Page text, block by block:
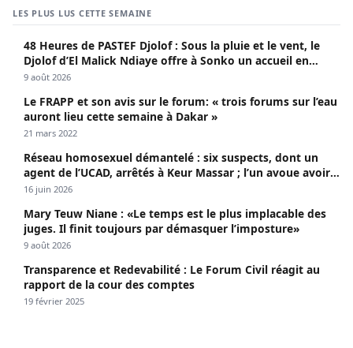
LES PLUS LUS CETTE SEMAINE
48 Heures de PASTEF Djolof : Sous la pluie et le vent, le
Djolof d’El Malick Ndiaye offre à Sonko un accueil en
apothéose
9 août 2026
Le FRAPP et son avis sur le forum: « trois forums sur l’eau
auront lieu cette semaine à Dakar »
21 mars 2022
Réseau homosexuel démantelé : six suspects, dont un
agent de l’UCAD, arrêtés à Keur Massar ; l’un avoue avoir
propagé le VIH depuis 2018
16 juin 2026
Mary Teuw Niane : «Le temps est le plus implacable des
juges. Il finit toujours par démasquer l’imposture»
9 août 2026
Transparence et Redevabilité : Le Forum Civil réagit au
rapport de la cour des comptes
19 février 2025